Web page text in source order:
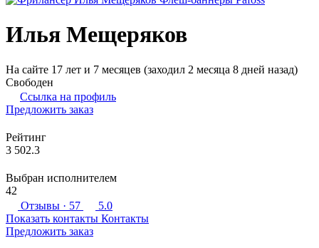
Илья Мещеряков
На сайте 17 лет и 7 месяцев (заходил 2 месяца 8 дней назад)
Свободен
Ссылка на профиль
Предложить заказ
Рейтинг
3 502.3
Выбран исполнителем
42
Отзывы · 57
5.0
Показать контакты Контакты
Предложить заказ